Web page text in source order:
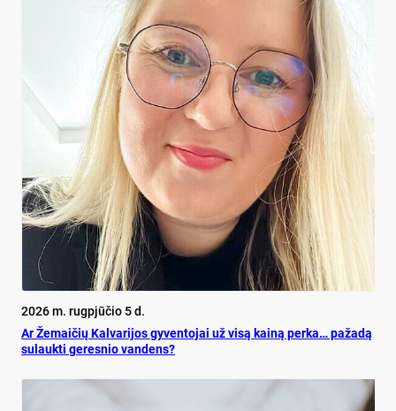
2026 m. rugpjūčio 5 d.
Ar Že­mai­čių Kal­va­ri­jos gy­ven­to­jai už vi­są kai­ną per­ka… pa­ža­dą
su­lauk­ti ge­res­nio van­dens?